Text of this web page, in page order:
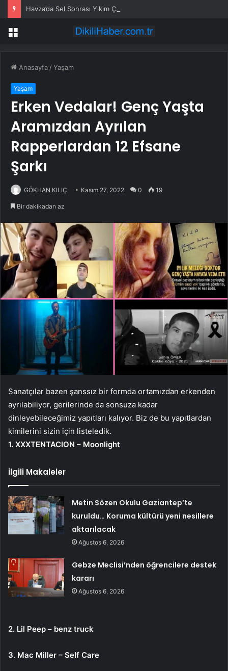
Havza’da Sel Sonrası Yıkım Çalışmaları Sürüyor
Menü
Anasayfa /Yaşam
Yaşam
Erken Vedalar! Genç Yaşta
Aramızdan Ayrılan
Rapperlardan 12 Efsane
Şarkı
GÖKHAN KILIÇ Kasım 27, 2022 0 19
Bir dakikadan az
Sanatçılar bazen şanssız bir formda ortamızdan erkenden
ayrılabiliyor, gerilerinde da sonsuza kadar
dinleyebileceğimiz yapıtları kalıyor. Biz de bu yapıtlardan
kimilerini sizin için listeledik.
1. XXXTENTACION – Moonlight
İlgili Makaleler
Metin Sözen Okulu Gaziantep’te
kuruldu… Koruma kültürü yeni nesillere
aktarılacak
Ağustos 6, 2026
Gebze Meclisi’nden öğrencilere destek
kararı
Ağustos 6, 2026
2. Lil Peep – benz truck
3. Mac Miller – Self Care